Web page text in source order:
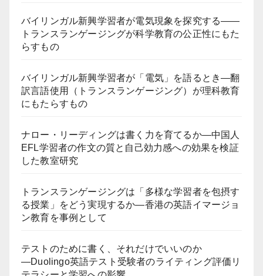
バイリンガル新興学習者が電気現象を探究する――
トランスランゲージングが科学教育の公正性にもた
らすもの
バイリンガル新興学習者が「電気」を語るとき―翻
訳言語使用（トランスランゲージング）が理科教育
にもたらすもの
ナロー・リーディングは書く力を育てるか―中国人
EFL学習者の作文の質と自己効力感への効果を検証
した教室研究
トランスランゲージングは「多様な学習者を包摂す
る授業」をどう実現するか―香港の英語イマージョ
ン教育を事例として
テストのために書く、それだけでいいのか
―Duolingo英語テスト受験者のライティング評価リ